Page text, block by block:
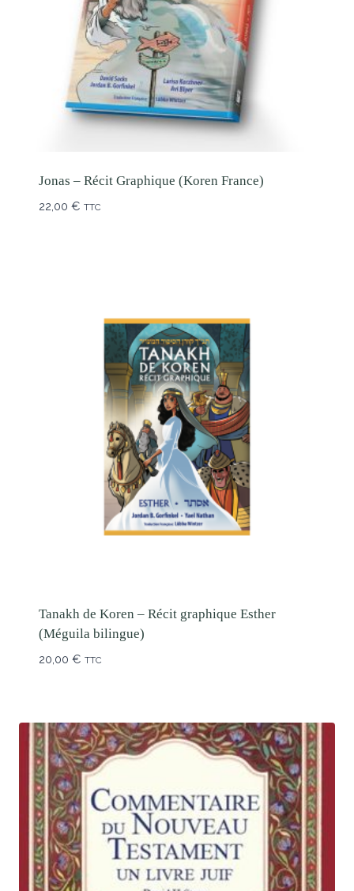
Jonas – Récit Graphique (Koren France)
22,00 € TTC
Tanakh de Koren – Récit graphique Esther
(Méguila bilingue)
20,00 € TTC